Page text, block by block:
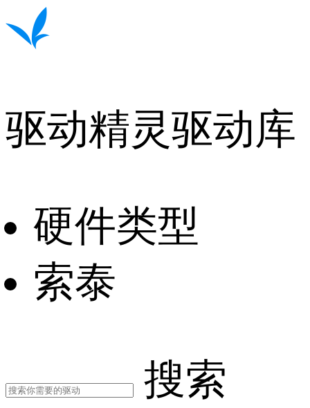
驱动精灵驱动库
硬件类型
索泰
搜索